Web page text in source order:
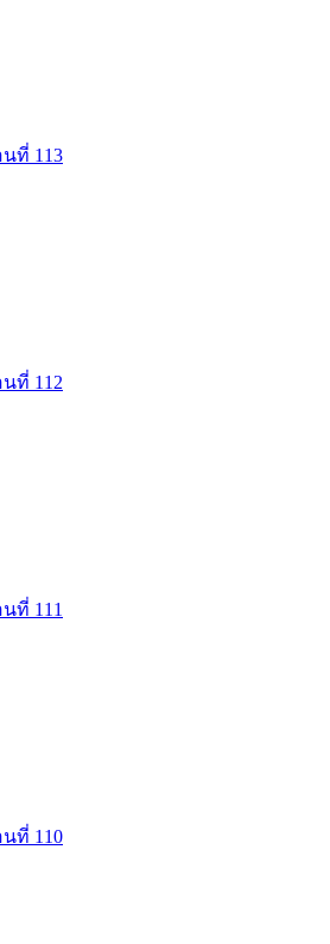
นที่ 113
นที่ 112
นที่ 111
นที่ 110